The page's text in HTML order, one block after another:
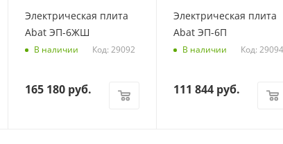
Электрическая плита
Abat ЭП-6ЖШ
В наличии Код: 29092
165 180 руб.
Электрическая плита
Abat ЭП-6П
В наличии Код: 29094
111 844 руб.